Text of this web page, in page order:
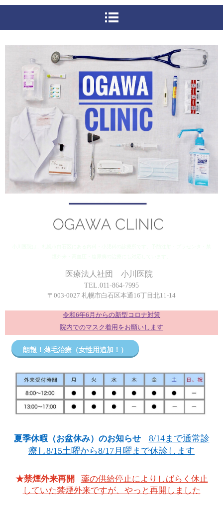
医療法人社団 小川医院
TEL.011-864-7995
〒003-0027 札幌市白石区本通16丁目北11-14
令和6年6月からの新型コロナ対策
院内でのマスク着用をお願いします
朗報！薄毛治療（女性用追加！）
夏季休暇（お盆休み）のお知らせ
8/14まで通常診
療し8/15土曜から8/17月曜まで休診します
★禁煙外来再開
薬の供給停止によりしばらく休止
していた禁煙外来ですが、やっと再開しました